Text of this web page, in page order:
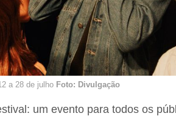
a 28 de julho Foto: Divulgação
um evento para todos os